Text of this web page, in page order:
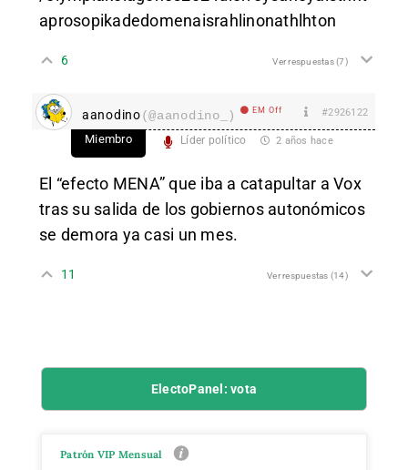
aprosopikadedomenaisrahlinonathlhton
6 Ver respuestas(7)
aanodino(@aanodino_) EM Off #2926122
Miembro Líder político 2 años hace
El “efecto MENA” que iba a catapultar a Vox
tras su salida de los gobiernos autonómicos
se demora ya casi un mes.
11 Ver respuestas (14)
ElectoPanel: vota
Patrón VIP Mensual